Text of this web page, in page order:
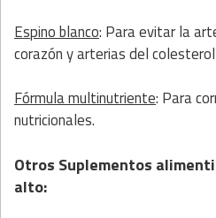
Espino blanco: Para evitar la
corazón y arterias del
Fórmula multinutriente: Para
nutricionales.
Otros Suplementos
alto: